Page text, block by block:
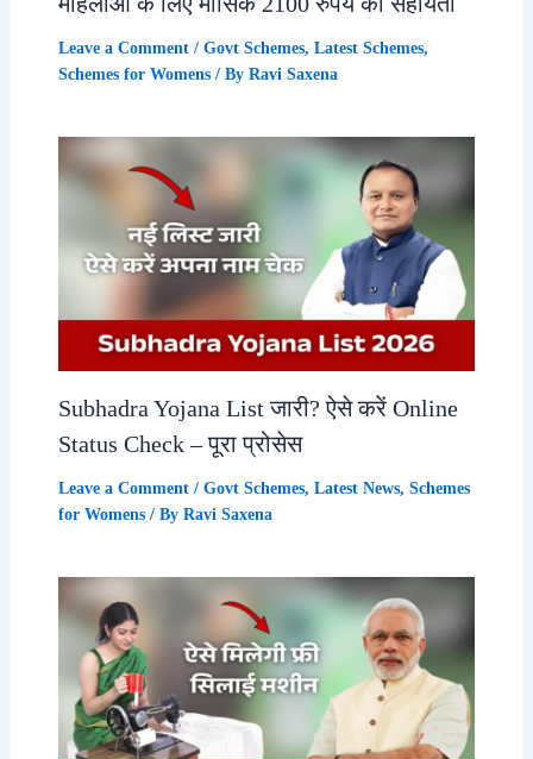
Leave a Comment / Govt Schemes, Latest Schemes,
Schemes for Womens/ By Ravi Saxena
Subhadra Yojana List जारी? ऐसे करें Online
Status Check – पूरा प्रोसेस
Leave a Comment / Govt Schemes, Latest News, Schemes
for Womens/ By Ravi Saxena